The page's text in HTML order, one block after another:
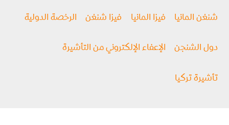
شنغن المانيا فيزا المانيا فيزا شنغن الرخصة الدولية
دول الشنجن الإعفاء الإلكتروني من التأشيرة
تأشيرة تركيا